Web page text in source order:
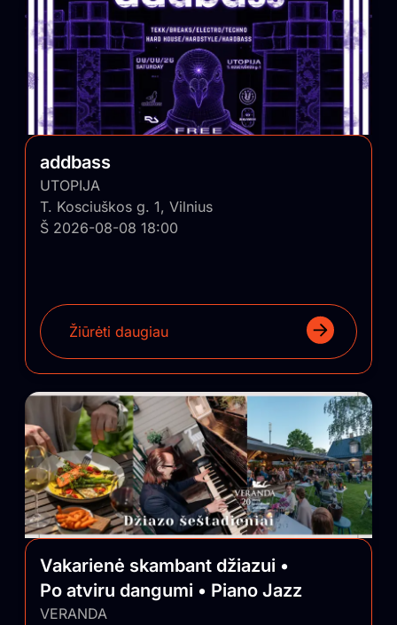
addbass
UTOPIJA
T. Kosciuškos g. 1, Vilnius
Š 2026-08-08 18:00
Žiūrėti daugiau
Vakarienė skambant džiazui •
Po atviru dangumi • Piano Jazz
VERANDA